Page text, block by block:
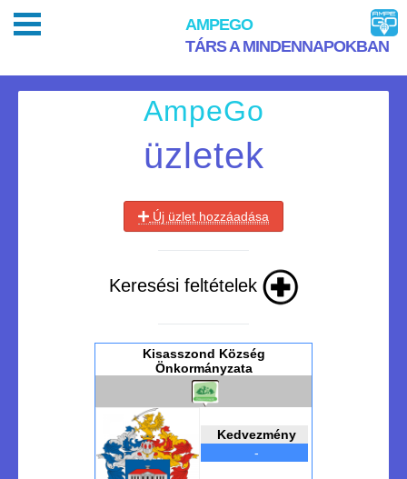
AMPEGO
TÁRS A MINDENNAPOKBAN
AmpeGo
üzletek
Új üzlet hozzáadása
Keresési feltételek
Kisasszond Község
Önkormányzata
Kedvezmény
-